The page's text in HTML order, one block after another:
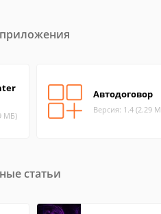
МБ)
Автодоговор
Версия: 1.4 (2.29
статьи